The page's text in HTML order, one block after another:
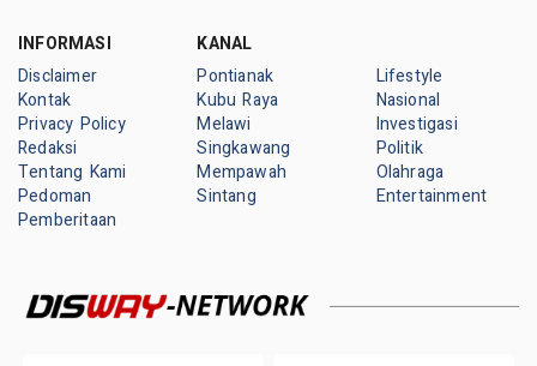
INFORMASI
Disclaimer
Kontak
Privacy Policy
Redaksi
Tentang Kami
Pedoman
Pemberitaan
KANAL
Pontianak
Kubu Raya
Melawi
Singkawang
Mempawah
Sintang
Lifestyle
Nasional
Investigasi
Politik
Olahraga
Entertainment